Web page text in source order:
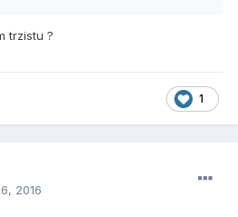
trzistu ?
1
2016